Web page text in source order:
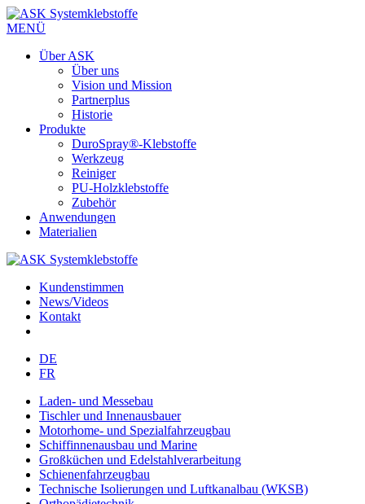
MENÜ
Über ASK
Über uns
Vision und Mission
Partnerplus
Historie
Produkte
DuroSpray®-Klebstoffe
Werkzeug
Reiniger
PU-Holzklebstoffe
Zubehör
Anwendungen
Materialien
Kundenstimmen
News/Videos
Kontakt
DE
FR
Laden- und Messebau
Tischler und Innenausbauer
Motorhome- und Spezialfahrzeugbau
Schiffinnenausbau und Marine
Großküchen und Edelstahlverarbeitung
Schienenfahrzeugbau
Technische Isolierungen und Luftkanalbau (WKSB)